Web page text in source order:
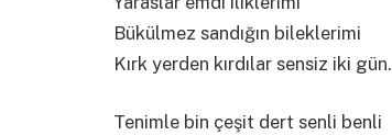
Bükülmez sandığın bileklerimi
Kırk yerden kırdılar sensiz iki gün.
Tenimle bin çeşit dert senli benli